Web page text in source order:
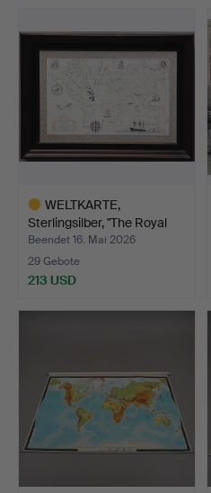
WELTKARTE,
Sterlingsilber, "The Royal
geog…
Beendet 16. Mai 2026
29 Gebote
213 USD